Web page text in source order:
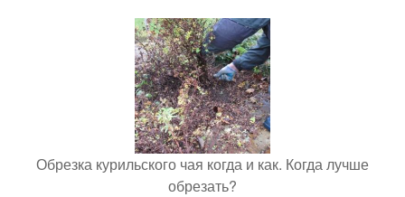
Обрезка курильского чая когда и как. Когда лучше
обрезать?